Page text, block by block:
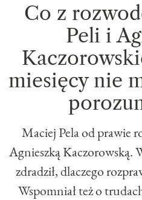
Co z
Peli i
miesięcy nie
Maciej Pela od prawie
Agnieszką Kaczorowską.
zdradził, dlaczego
Wspomniał też o